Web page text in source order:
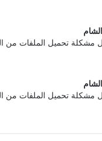
مشكلة تحميل الملفات من
مشكلة تحميل الملفات من